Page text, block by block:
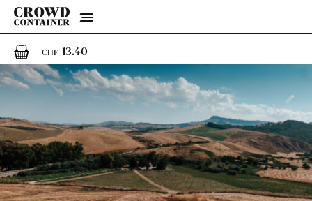
Menu
CHF 13.401 Artikel im Warenkorb